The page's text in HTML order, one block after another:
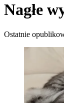
Nagłe
Ostatnie